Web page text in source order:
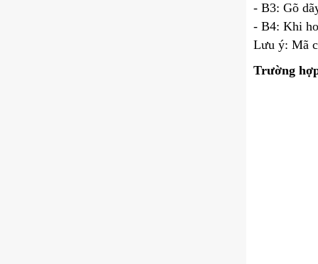
- B3: Gõ
- B4: Khi
Lưu ý: Mã
Trường